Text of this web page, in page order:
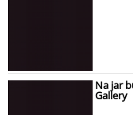
Na jar
Gallery